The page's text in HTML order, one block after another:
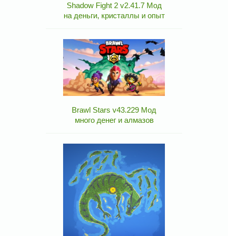
Shadow Fight 2 v2.41.7 Мод
на деньги, кристаллы и опыт
Brawl Stars v43.229 Мод
много денег и алмазов